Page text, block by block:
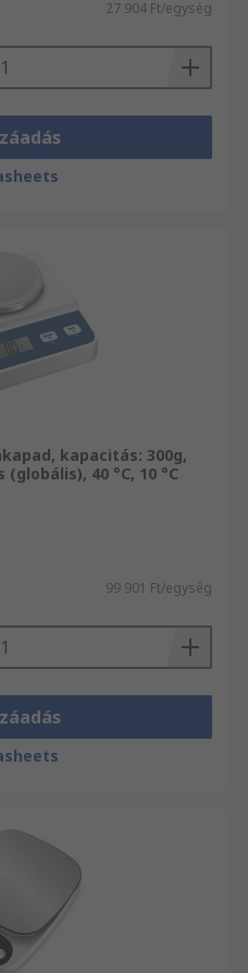
27 904 Ft/egység
kapacitás: 300g,
40 °C, 10 °C
99 901 Ft/egység